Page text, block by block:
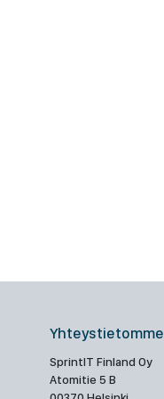
Yhteystietomme
SprintIT Finland Oy
Atomitie 5 B